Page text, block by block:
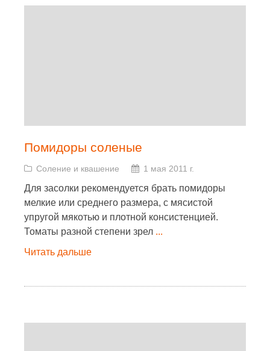
Помидоры соленые
Соление и квашение 1 мая 2011 г.
Для засолки рекомендуется брать помидоры
мелкие или среднего размера, с мясистой
упругой мякотью и плотной консистенцией.
Томаты разной степени зрел ...
Читать дальше